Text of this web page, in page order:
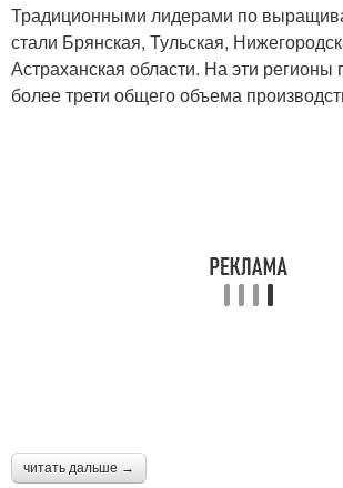
Традиционными лидерами по
стали Брянская, Тульская,
Астраханская области. На эти регионы
более трети общего объема
читать дальше →